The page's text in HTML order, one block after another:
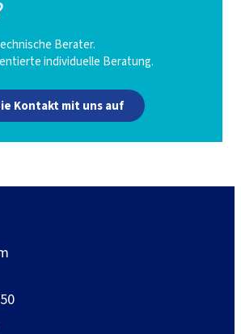
Berater.
individuelle Beratung.
Kontakt mit uns auf